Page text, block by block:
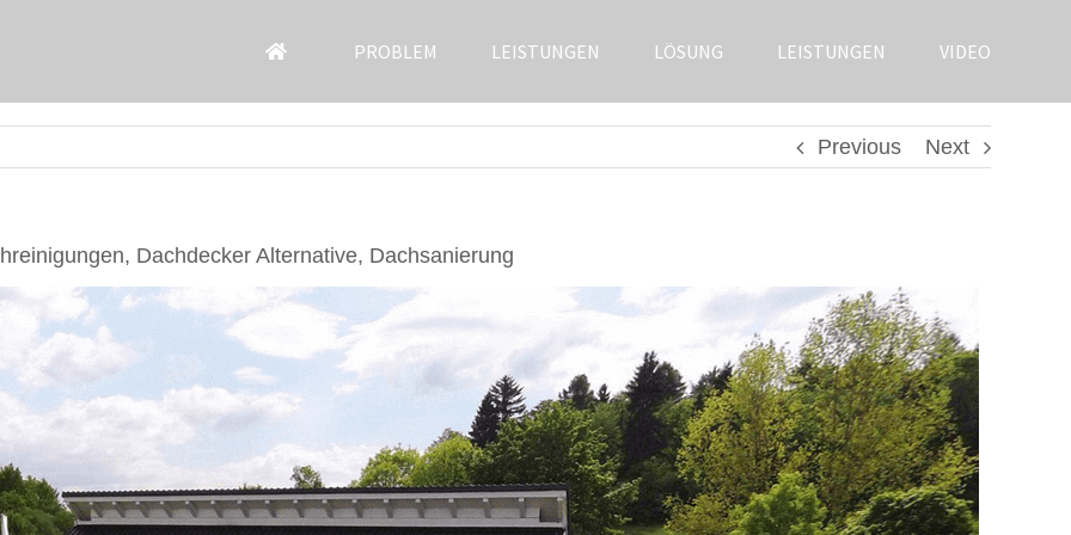
PROBLEM LEISTUNGEN LÖSUNG LEISTUNGEN VIDEO
Previous Next
Dachdecker Alternative, Dachsanierung